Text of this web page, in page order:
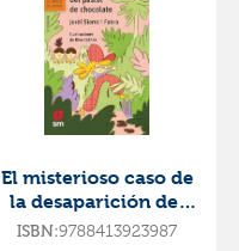
El misterioso caso de
la desaparición del
pastel de chocolate
ISBN:9788413923987